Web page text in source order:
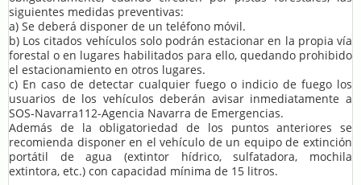
siguientes medidas preventivas:
a) Se deberá disponer de un teléfono móvil.
b) Los citados vehículos solo podrán estacionar en la propia vía
forestal o en lugares habilitados para ello, quedando prohibido
el estacionamiento en otros lugares.
c) En caso de detectar cualquier fuego o indicio de fuego los
usuarios de los vehículos deberán avisar inmediatamente a
SOS-Navarra112-Agencia Navarra de Emergencias.
Además de la obligatoriedad de los puntos anteriores se
recomienda disponer en el vehículo de un equipo de extinción
portátil de agua (extintor hídrico, sulfatadora, mochila
extintora, etc.) con capacidad mínima de 15 litros.